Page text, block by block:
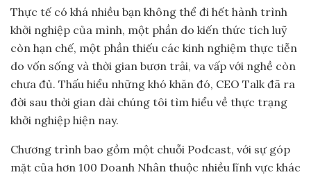
Thực tế có khá nhiều bạn không thể đi hết hành trình
khởi nghiệp của mình, một phần do kiến thức tích luỹ
còn hạn chế, một phần thiếu các kinh nghiệm thực tiễn
do vốn sống và thời gian bươn trải, va vấp với nghề còn
chưa đủ. Thấu hiểu những khó khăn đó, CEO Talk đã ra
đời sau thời gian dài chúng tôi tìm hiểu về thực trạng
khởi nghiệp hiện nay.
Chương trình bao gồm một chuỗi Podcast, với sự góp
mặt của hơn 100 Doanh Nhân thuộc nhiều lĩnh vực khác